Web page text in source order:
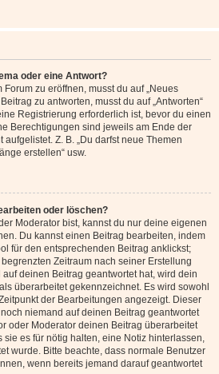
oder eine Antwort?
zu eröffnen, musst du auf „Neues
zu antworten, musst du auf „Antworten“
Registrierung erforderlich ist, bevor du einen
Berechtigungen sind jeweils am Ende der
Z. B. „Du darfst neue Themen
erstellen“ usw.
oder löschen?
Moderator bist, kannst du nur deine eigenen
Du kannst einen Beitrag bearbeiten, indem
für den entsprechenden Beitrag anklickst;
Zeitraum nach seiner Erstellung
deinen Beitrag geantwortet hat, wird dein
überarbeitet gekennzeichnet. Es wird sowohl
der Bearbeitungen angezeigt. Dieser
niemand auf deinen Beitrag geantwortet
oder Moderator deinen Beitrag überarbeitet
sie es für nötig halten, eine Notiz hinterlassen,
wurde. Bitte beachte, dass normale Benutzer
wenn bereits jemand darauf geantwortet